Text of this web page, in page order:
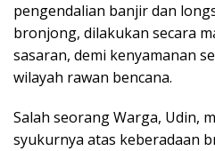
pengendalian banjir dan
bronjong, dilakukan secara
sasaran, demi kenyamanan
wilayah rawan bencana.
Salah seorang Warga, Udin,
syukurnya atas keberadaan